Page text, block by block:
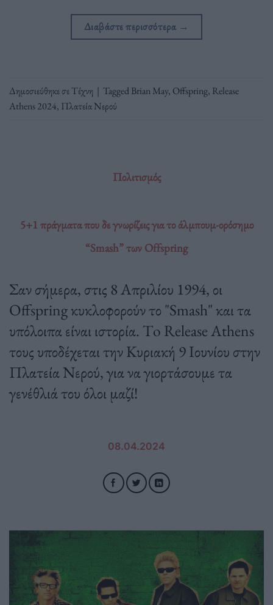
Διαβάστε περισσότερα →
Δημοσιεύθηκε σεΤέχνη | TaggedBrian May, Offspring, Release
Athens 2024, Πλατεία Νερού
Πολιτισμός
5+1 πράγματα που δε γνωρίζεις για το άλμπουμ-ορόσημο
“Smash” των Offspring
Σαν σήμερα, στις 8 Απριλίου 1994, οι
Offspring κυκλοφορούν το "Smash" και τα
υπόλοιπα είναι ιστορία. Τo Release Athens
τους υποδέχεται την Κυριακή 9 Ιουνίου στην
Πλατεία Νερού, για να γιορτάσουμε τα
γενέθλιά του όλοι μαζί!
08.04.2024